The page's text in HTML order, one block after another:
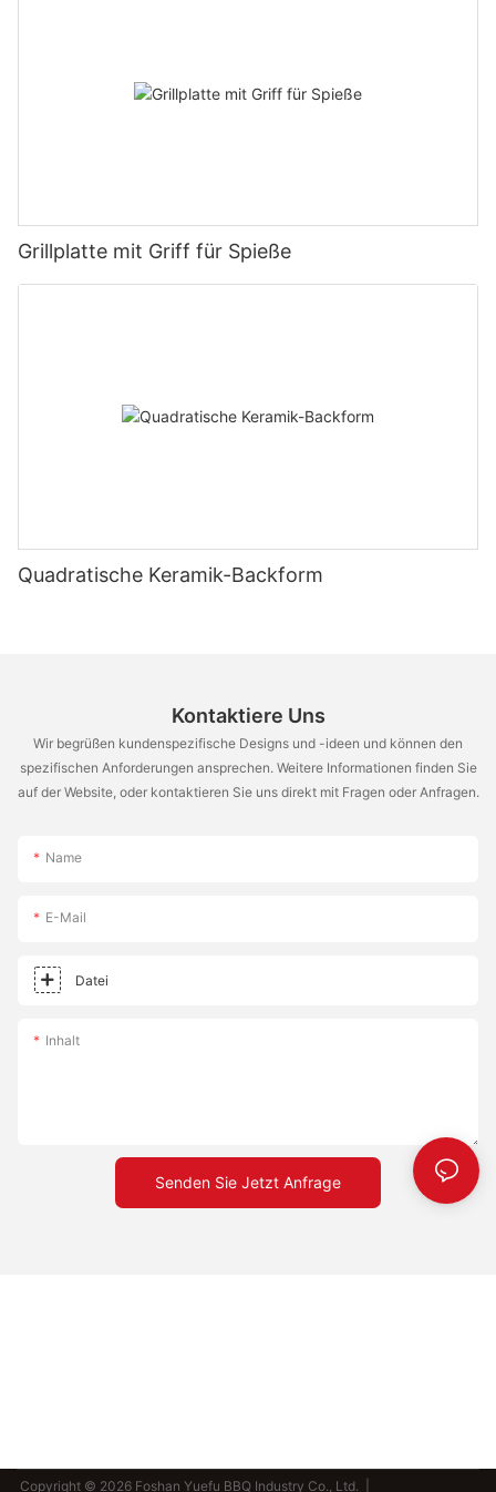
Grillplatte mit Griff für Spieße
Quadratische Keramik-Backform
Kontaktiere Uns
Wir begrüßen kundenspezifische Designs und -ideen und können den
spezifischen Anforderungen ansprechen. Weitere Informationen finden Sie
auf der Website, oder kontaktieren Sie uns direkt mit Fragen oder Anfragen.
Name
E-Mail
Datei
Inhalt
Senden Sie Jetzt Anfrage
Copyright © 2026 Foshan Yuefu BBQ Industry Co., Ltd. |